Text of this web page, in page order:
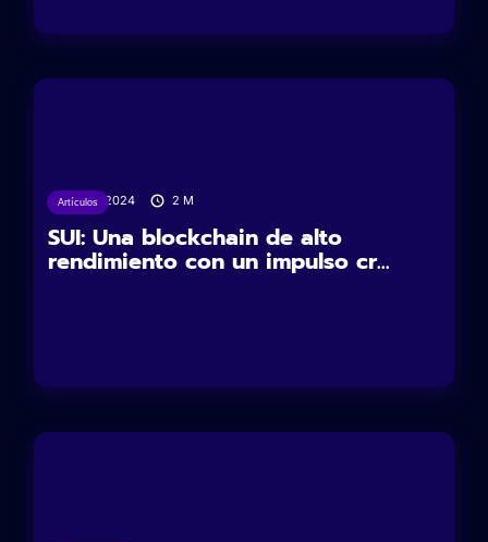
Artículos
15/10/2024 2 M
SUI: Una blockchain de alto
rendimiento con un impulso cr...